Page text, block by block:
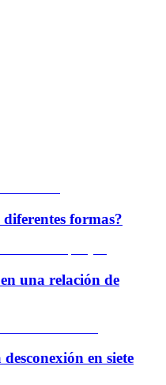
formas?
una relación de
en siete